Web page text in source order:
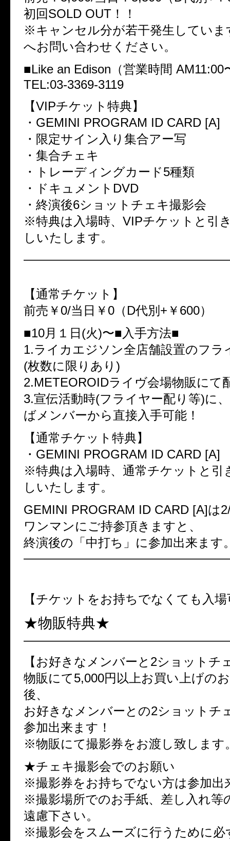
初回SOLD OUT！！
※キャンセル分が若干発生していま
へお問い合わせください。
■Like an Edison（営業時間 AM11:00
TEL:03-3369-3119
【VIPチケット特典】
・GEMINI PROGRAM ID CARD [A]
・限定サイン入り集合アー写
・集合チェキ
・トレーディングカード5種類
・ドキュメントDVD
・終演後6ショットチェキ撮影会
※特典は入場時、VIPチケットと引
しいたします。
【通常チケット】
前売￥0/当日￥0（D代別+￥600）
■10月１日(火)〜■入手方法■
1.ライカエジソン全店舗設置のフラ
(枚数に限りあり)
2.METEOROIDライヴ会場物販にて
3.宣伝活動時(フライヤー配り等)に
ばメンバーから直接入手可能！
【通常チケット特典】
・GEMINI PROGRAM ID CARD [A]
※特典は入場時、通常チケットと引
しいたします。
GEMINI PROGRAM ID CARD [A]は
ワンマンにご持参頂きますと、
終演後の「中打ち」に参加出来ます
【チケットをお持ちでなくても入
★物販特典★
【お好きなメンバーと2ショットチ
物販にて5,000円以上お買い上げの
後、
お好きなメンバーとの2ショットチ
参加出来ます！
※物販にて撮影券をお渡し致します
★チェキ撮影会でのお願い
※撮影券をお持ちでない方は参加出
※撮影場所でのお手紙、差し入れ等
遠慮下さい。
※撮影会をスムーズに行うために必